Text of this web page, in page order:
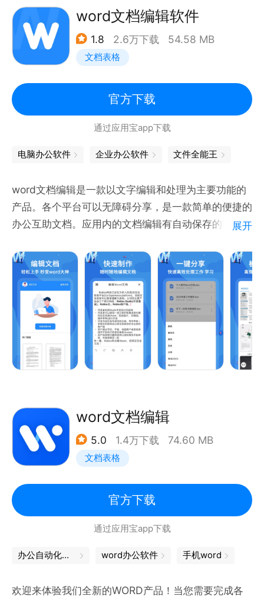
PPT幻灯片制作：支持ppt、pptx等格式，提供幻灯片
模板，适合演讲汇报、课堂课件和工作汇报等场景。
Office转PDF，一键完成格式转换，是您随身的PDF转
换器。
图片转文档：支持图片转word、图片转excel，提供
办公文档模板：提供各种Word模板、Excel模板、PPT
模板，涵盖简历、工作总结、合同、会议纪要、计划书
等多种模板，满足办公与学习需求。
word文档编辑软件
1.8 2.6万下载 54.58 MB
文档表格
官方下载
通过应用宝app下载
电脑办公软件 企业办公软件 文件全能王
word文档编辑是一款以文字编辑和处理为主要功能的
产品。各个平台可以无障碍分享，是一款简单的便捷的
办公互助文档。应用内的文档编辑有自动保存的功能，
其他的操作而消失。文档也可以一键分享和导出，生成
PDF和Word的专用格式一键分享和导出。应用的界面
清爽无杂赘，用户操作起来方便快捷，提高用户的办公
效率。应用内以文字编辑为基础功能的前提下有完美的
文字处理功能，完美的沿袭了PC端流畅的用户体验和
WPS Office的功能结合安卓版触控体验，字体的大小
和样式，用户可以随心所欲的设置更新。用Word应用
应用特色：
【自动保存】文档在编辑的过程中自动保存，一键存
储。
【一键分享、导出】文档完成后可以一键分享给其他
【效率为王】编辑界面清爽，操作简单，崭新界面设计
全面开启，提高办公效率。
展开
word文档编辑
5.0 1.4万下载 74.60 MB
文档表格
官方下载
通过应用宝app下载
办公自动化软件 word办公软件 手机word
欢迎来体验我们全新的WORD产品！当您需要完成各